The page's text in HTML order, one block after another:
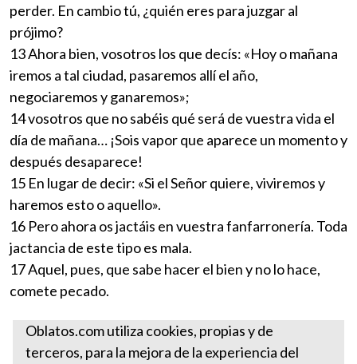
perder. En cambio tú, ¿quién eres para juzgar al
prójimo?
13 Ahora bien, vosotros los que decís: «Hoy o mañana
iremos a tal ciudad, pasaremos allí el año,
negociaremos y ganaremos»;
14 vosotros que no sabéis qué será de vuestra vida el
día de mañana… ¡Sois vapor que aparece un momento y
después desaparece!
15 En lugar de decir: «Si el Señor quiere, viviremos y
haremos esto o aquello».
16 Pero ahora os jactáis en vuestra fanfarronería. Toda
jactancia de este tipo es mala.
17 Aquel, pues, que sabe hacer el bien y no lo hace,
comete pecado.
Más reflexiones tomadas del Libro de Santiago
Santa Sede
Oblatos.com utiliza cookies, propias y de
terceros, para la mejora de la experiencia del